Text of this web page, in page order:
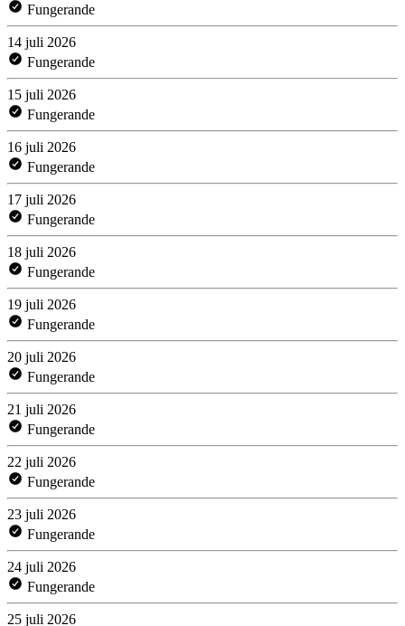
Fungerande
14 juli 2026
Fungerande
15 juli 2026
Fungerande
16 juli 2026
Fungerande
17 juli 2026
Fungerande
18 juli 2026
Fungerande
19 juli 2026
Fungerande
20 juli 2026
Fungerande
21 juli 2026
Fungerande
22 juli 2026
Fungerande
23 juli 2026
Fungerande
24 juli 2026
Fungerande
25 juli 2026